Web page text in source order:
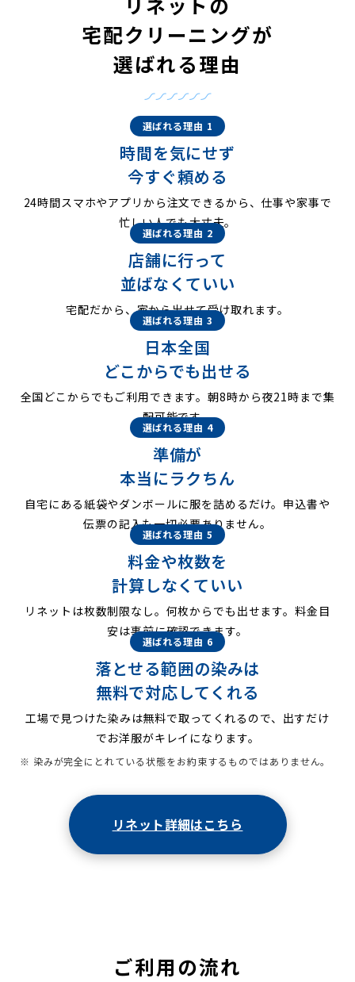
宅配クリーニングが
選ばれる理由
選ばれる理由 1
時間を気にせず
今すぐ頼める
24時間スマホやアプリから注文できるから、仕事や家事で
忙しい人でも大丈夫。
選ばれる理由 2
店舗に行って
並ばなくていい
宅配だから、家から出せて受け取れます。
選ばれる理由 3
日本全国
どこからでも出せる
全国どこからでもご利用できます。朝8時から夜21時まで集
配可能です。
選ばれる理由 4
準備が
本当にラクちん
自宅にある紙袋やダンボールに服を詰めるだけ。申込書や
伝票の記入も一切必要ありません。
選ばれる理由 5
料金や枚数を
計算しなくていい
リネットは枚数制限なし。何枚からでも出せます。料金目
安は事前に確認できます。
選ばれる理由 6
落とせる範囲の染みは
無料で対応してくれる
工場で見つけた染みは無料で取ってくれるので、出すだけ
でお洋服がキレイになります。
※ 染みが完全にとれている状態をお約束するものではありません。
リネット詳細はこちら
ご利用の流れ